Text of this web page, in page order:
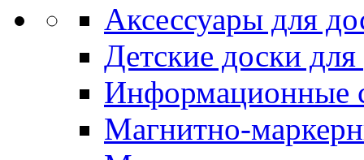
Аксессуары для
Детские доски
Информационные
Магнитно-